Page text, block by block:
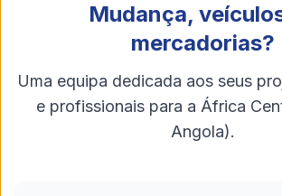
Mudança,
mercadorias?
Uma equipa dedicada aos seus
e profissionais para a África
Angola).